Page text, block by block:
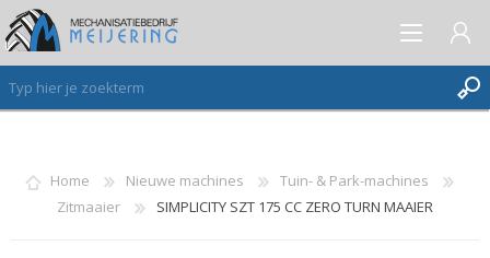
AANMELDEN ALS NIEUWE KLANT
INLOGGEN
Home Nieuwe machines
Tuin- & Park-machines
Zitmaaier
SIMPLICITY SZT 175 CC ZERO TURN MAAIER